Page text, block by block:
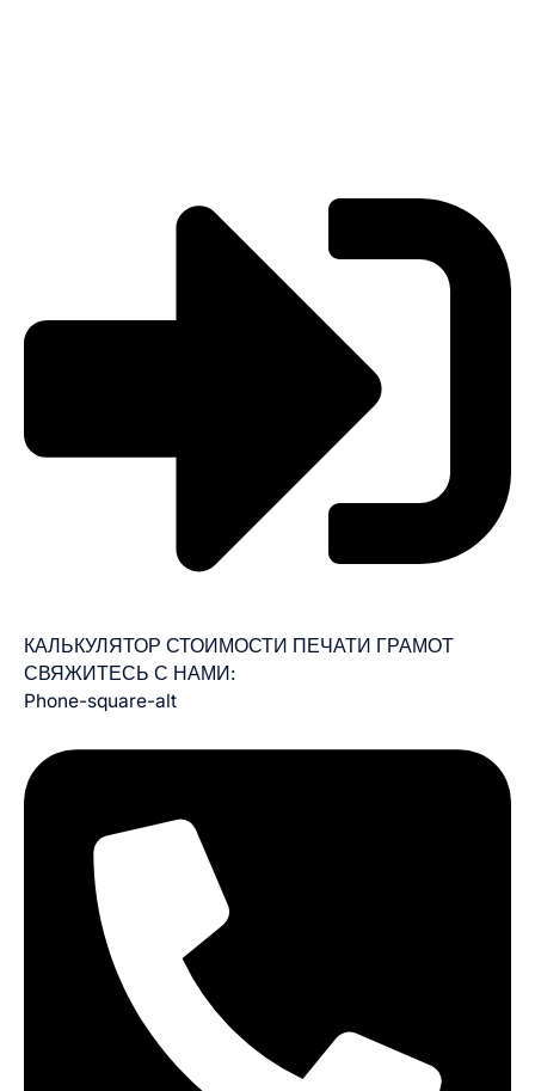
КАЛЬКУЛЯТОР СТОИМОСТИ ПЕЧАТИ ГРАМОТ
СВЯЖИТЕСЬ С НАМИ:
Phone-square-alt